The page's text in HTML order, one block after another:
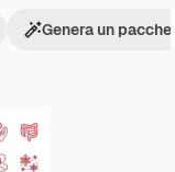
Genera un